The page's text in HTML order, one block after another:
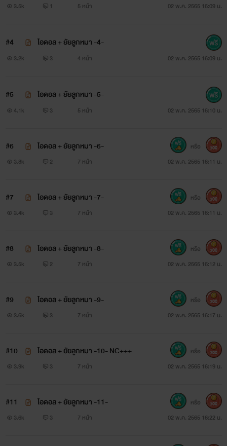
3.5k 1 5 หน้า 02 พ.ค. 2565 16:09 น.
#4 ไอดอล + ยัยลูกหมา -4-
3.2k 3 4 หน้า 02 พ.ค. 2565 16:09 น.
#5 ไอดอล + ยัยลูกหมา -5-
4.1k 3 5 หน้า 02 พ.ค. 2565 16:10 น.
#6 ไอดอล + ยัยลูกหมา -6-
3.8k 2 7 หน้า 02 พ.ค. 2565 16:11 น.
หรือ 300
#7 ไอดอล + ยัยลูกหมา -7-
3.4k 3 7 หน้า 02 พ.ค. 2565 16:11 น.
หรือ 300
#8 ไอดอล + ยัยลูกหมา -8-
3.5k 2 7 หน้า 02 พ.ค. 2565 16:12 น.
หรือ 300
#9 ไอดอล + ยัยลูกหมา -9-
3.6k 3 7 หน้า 02 พ.ค. 2565 16:17 น.
หรือ 300
#10 ไอดอล + ยัยลูกหมา -10- NC+++
3.9k 3 7 หน้า 02 พ.ค. 2565 16:19 น.
หรือ 300
#11 ไอดอล + ยัยลูกหมา -11-
3.6k 3 7 หน้า 02 พ.ค. 2565 16:22 น.
หรือ 300